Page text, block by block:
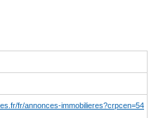
fr/annonces-immobilieres?crpcen=54